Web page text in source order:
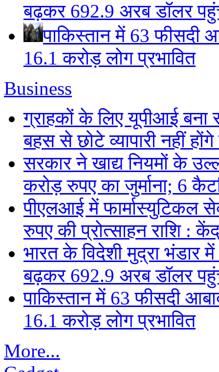
बढ़कर 692.9 अरब डॉलर
पाकिस्तान में 63 फीसदी
16.1 करोड़ लोग प्रभावित
Business
ग्राहकों के लिए यूपीआई
बहस से छोटे व्यापारी नहीं
सरकार ने खाद्य नियमों के
करोड़ रुपए का जुर्माना; 6
पीएलआई में फार्मास्युटिकल
रुपए की प्रोत्साहन राशि :
भारत के विदेशी मुद्रा भंडार
बढ़कर 692.9 अरब डॉलर
पाकिस्तान में 63 फीसदी
16.1 करोड़ लोग प्रभावित
More...